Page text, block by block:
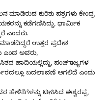
ಮಾಡಿರುವ ಕುರಿತು ಪತ್ರಗಳು ಕೇಂದ್ರ
ಕಡೆಗಣಿಸಿದ್ದು, ಧಾರ್ಮಿಕ
ಎಂದರು.
ಉತ್ತರ ಪ್ರದೇಶ
ಎಂದ ಅವರು,
ಹಾದಿಯಲ್ಲಿದ್ದು, ಪಂಚ ರಾಜ್ಯಗಳ
ಬದಲಾವಣೆ ಆಗಲಿದೆ ಎಂದು
ಟೀಕಿಸಿದ ಈಶ್ವರಪ್ಪ,